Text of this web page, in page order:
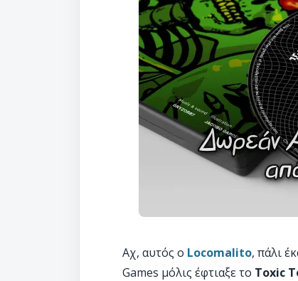
Αχ, αυτός ο Locomalito, πάλι
Games μόλις έφτιαξε το Toxic